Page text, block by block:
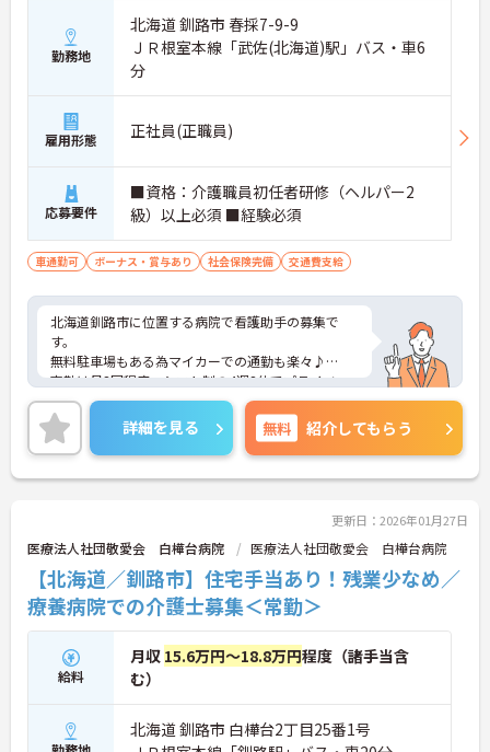
勤務地
北海道 釧路市 春採7-9-9
ＪＲ根室本線「武佐(北海道)駅」バス・車6
分
雇用形態 正社員(正職員)
応募要件
■資格：介護職員初任者研修（ヘルパー2
級）以上必須 ■経験必須
車通勤可 ボーナス・賞与あり 社会保険完備 交通費支給
北海道釧路市に位置する病院で看護助手の募集で
す。
無料駐車場もある為マイカーでの通勤も楽々♪
夜勤は月3回程度、シフト制の4週8休でプライベー
トとの両立も可能！無理なく働ける環境です。また
昇給や賞与制度があり、頑張りが評価されてしっか
りと還元されます。
地域に根ざした病院で、やりがいある仕事にチャレ
ンジしませんか？
ントもお伝えしますので是非ご応募お待ちしており
ます。
詳細を見る 無料 紹介してもらう
更新日：2026年01月27日
医療法人社団敬愛会 白樺台病院 医療法人社団敬愛会 白樺台病院
【北海道／釧路市】住宅手当あり！残業少なめ／
療養病院での介護士募集＜常勤＞
給料
月収 15.6万円～18.8万円程度（諸手当含
む）
北海道 釧路市 白樺台2丁目25番1号